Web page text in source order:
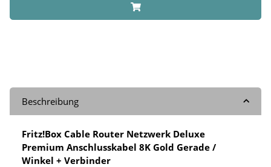
Beschreibung
Fritz!Box Cable Router Netzwerk Deluxe
Premium Anschlusskabel 8K Gold Gerade /
Winkel + Verbinder